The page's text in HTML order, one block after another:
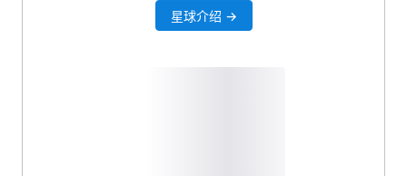
星球介绍 →